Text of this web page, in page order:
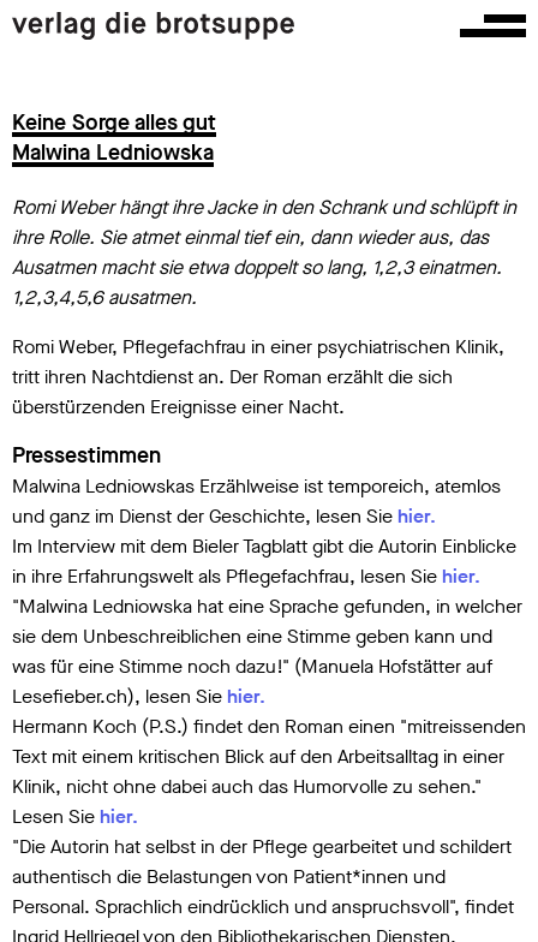
Keine Sorge alles gut
Malwina Ledniowska
Romi Weber hängt ihre Jacke in den Schrank und schlüpft in
ihre Rolle. Sie atmet einmal tief ein, dann wieder aus, das
Ausatmen macht sie etwa doppelt so lang, 1,2,3 einatmen.
1,2,3,4,5,6 ausatmen.
Romi Weber, Pflegefachfrau in einer psychiatrischen Klinik,
tritt ihren Nachtdienst an. Der Roman erzählt die sich
überstürzenden Ereignisse einer Nacht.
Pressestimmen
Malwina Ledniowskas Erzählweise ist temporeich, atemlos
und ganz im Dienst der Geschichte, lesen Sie hier.
Im Interview mit dem Bieler Tagblatt gibt die Autorin Einblicke
in ihre Erfahrungswelt als Pflegefachfrau, lesen Sie hier.
"Malwina Ledniowska hat eine Sprache gefunden, in welcher
sie dem Unbeschreiblichen eine Stimme geben kann und
was für eine Stimme noch dazu!" (Manuela Hofstätter auf
Lesefieber.ch), lesen Sie hier.
Hermann Koch (P.S.) findet den Roman einen "mitreissenden
Text mit einem kritischen Blick auf den Arbeitsalltag in einer
Klinik, nicht ohne dabei auch das Humorvolle zu sehen."
Lesen Sie hier.
"Die Autorin hat selbst in der Pflege gearbeitet und schildert
authentisch die Belastungen von Patient*innen und
Personal. Sprachlich eindrücklich und anspruchsvoll", findet
Ingrid Hellriegel von den Bibliothekarischen Diensten.